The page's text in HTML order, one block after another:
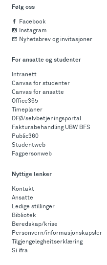
Følg oss
Facebook
Instagram
Nyhetsbrev og invitasjoner
For ansatte og studenter
Intranett
Canvas for studenter
Canvas for ansatte
Office365
Timeplaner
DFØ/selvbetjeningsportal
Fakturabehandling UBW BFS
Public360
Studentweb
Fagpersonweb
Nyttige lenker
Kontakt
Ansatte
Ledige stillinger
Bibliotek
Beredskap/krise
Personvern/informasjonskapsler
Tilgjengelegheitserklæring
Si ifra